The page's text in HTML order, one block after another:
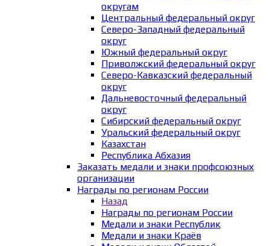
округам
Центральный федеральный округ
Северо-Западный федеральный
округ
Южный федеральный округ
Приволжский федеральный округ
Северо-Кавказский федеральный
округ
Дальневосточный федеральный
округ
Сибирский федеральный округ
Уральский федеральный округ
Казахстан
Республика Абхазия
Заказать медали и знаки профсоюзных
организации
Награды по регионам России
Назад
Награды по регионам России
Медали и знаки Республик
Медали и знаки Краёв